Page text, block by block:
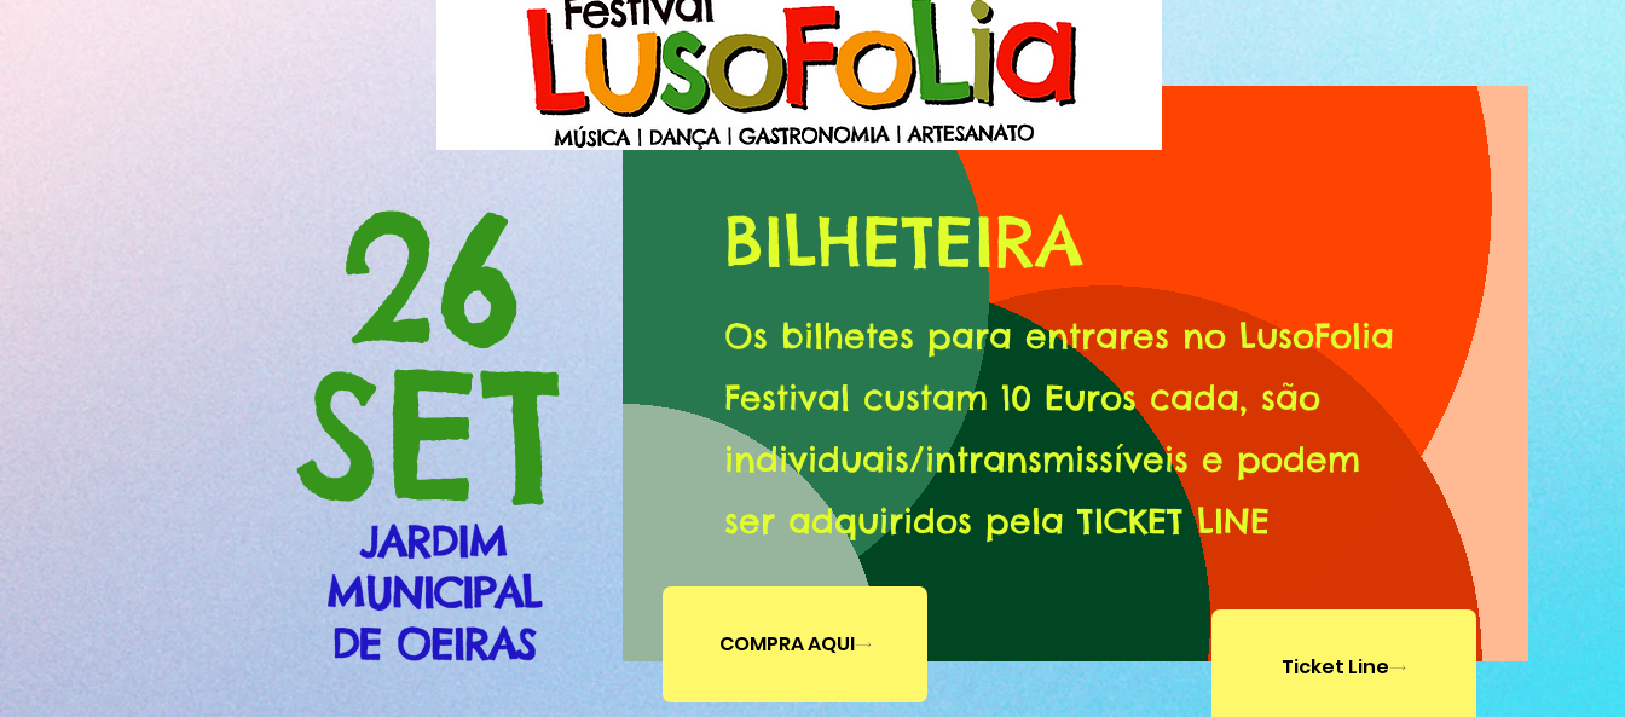
BILHETEIRA
Os bilhetes para entrares no LusoFolia
Festival custam 10 Euros cada, são
individuais/intransmissíveis e podem
ser adquiridos pela TICKET LINE
Ticket Line
COMPRA AQUI